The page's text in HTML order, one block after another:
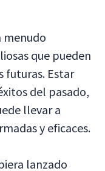
menudo
que pueden
futuras. Estar
del pasado,
llevar a
y eficaces.
lanzado